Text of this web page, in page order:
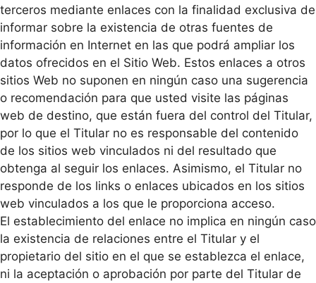
terceros mediante enlaces con la finalidad exclusiva de
informar sobre la existencia de otras fuentes de
información en Internet en las que podrá ampliar los
datos ofrecidos en el Sitio Web. Estos enlaces a otros
sitios Web no suponen en ningún caso una sugerencia
o recomendación para que usted visite las páginas
web de destino, que están fuera del control del Titular,
por lo que el Titular no es responsable del contenido
de los sitios web vinculados ni del resultado que
obtenga al seguir los enlaces. Asimismo, el Titular no
responde de los links o enlaces ubicados en los sitios
web vinculados a los que le proporciona acceso.
El establecimiento del enlace no implica en ningún caso
la existencia de relaciones entre el Titular y el
propietario del sitio en el que se establezca el enlace,
ni la aceptación o aprobación por parte del Titular de